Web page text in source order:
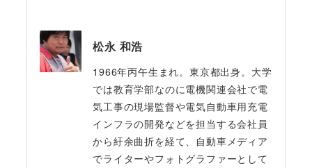
松永 和浩
1966年丙午生まれ。東京都出身。大学
では教育学部なのに電機関連会社で電
気工事の現場監督や電気自動車用充電
インフラの開発などを担当する会社員
から紆余曲折を経て、自動車メディア
でライターやフォトグラファーとして